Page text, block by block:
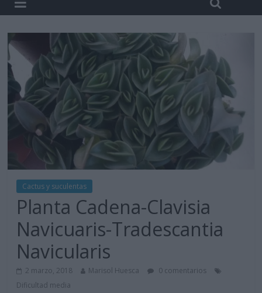
Cactus y suculentas
Planta Cadena-Clavisia
Navicuaris-Tradescantia
Navicularis
2 marzo, 2018 Marisol Huesca
0 comentarios
Dificultad media